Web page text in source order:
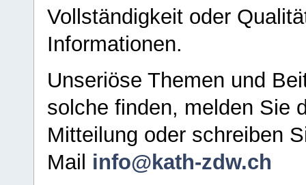
Vollständigkeit oder
Informationen.
Unseriöse Themen und
solche finden, melden Sie
Mitteilung oder schreiben
Mail info@kath-zdw.ch